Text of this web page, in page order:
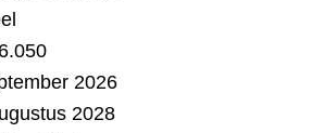
2026
2028